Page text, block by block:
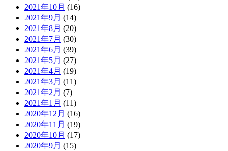
2021年10月 (16)
2021年9月 (14)
2021年8月 (20)
2021年7月 (30)
2021年6月 (39)
2021年5月 (27)
2021年4月 (19)
2021年3月 (11)
2021年2月 (7)
2021年1月 (11)
2020年12月 (16)
2020年11月 (19)
2020年10月 (17)
2020年9月 (15)